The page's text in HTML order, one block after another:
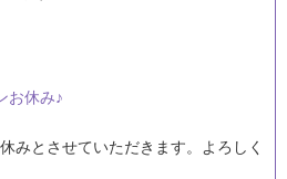
お休み♪
みとさせていただきます。よろしく